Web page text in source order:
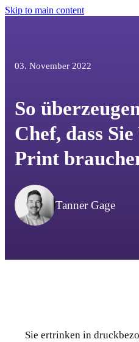
Skip to main content
03. November 2022
So
Chef, dass
Print
Tanner Gage
Sie ertrinken in